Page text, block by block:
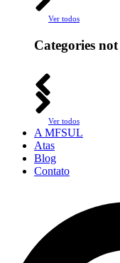
Ver todos
Categories
Ver todos
A MFSUL
Atas
Blog
Contato